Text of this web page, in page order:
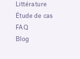
Littérature
Étude de cas
FAQ
Blog